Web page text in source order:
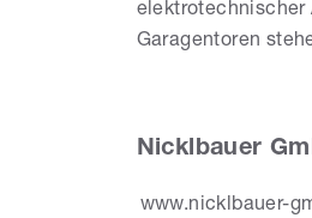
elektrotechnischer
Garagentoren
Nicklbauer
www.nicklbauer-